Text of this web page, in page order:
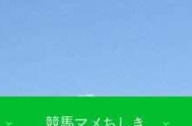
競馬マメちしき